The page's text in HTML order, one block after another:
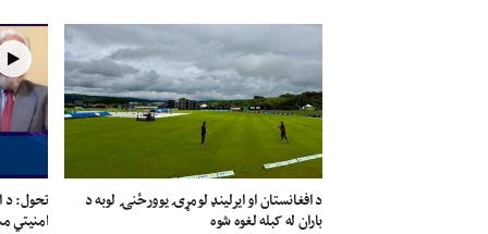
د افغانستان او ایرلینډ لومړۍ یوورځنۍ لوبه د
باران له کبله لغوه شوه
تحول: د
امنیتي